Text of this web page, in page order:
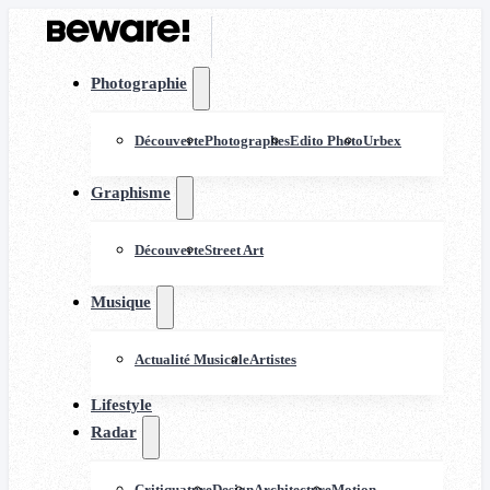
Photographie
DécouvertePhotographesEdito PhotoUrbex
Graphisme
DécouverteStreet Art
Musique
Actualité MusicaleArtistes
Lifestyle
Radar